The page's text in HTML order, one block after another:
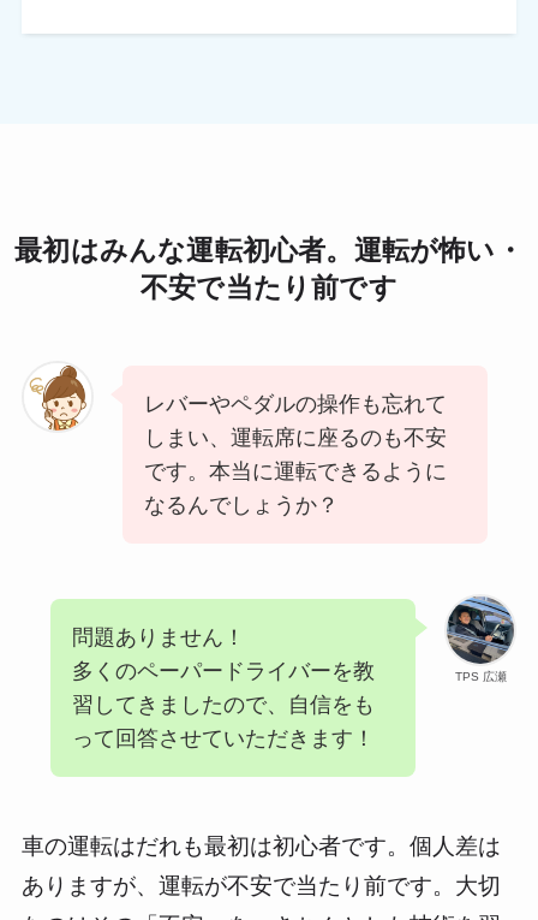
最初はみんな運転初心者。運転が怖い・
不安で当たり前です
レバーやペダルの操作も忘れて
しまい、運転席に座るのも不安
です。本当に運転できるように
なるんでしょうか？
TPS 広瀬
問題ありません！
多くのペーパードライバーを教
習してきましたので、自信をも
って回答させていただきます！
車の運転はだれも最初は初心者です。個人差は
ありますが、運転が不安で当たり前です。大切